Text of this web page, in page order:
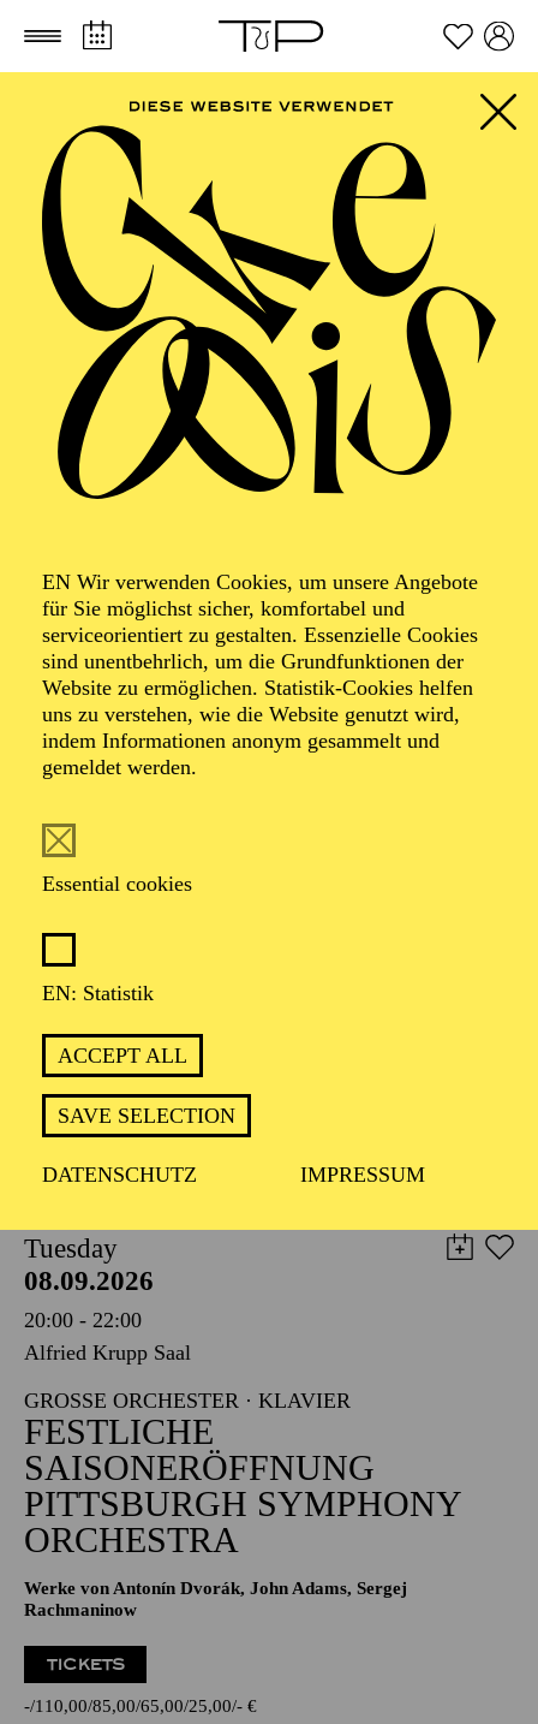
Zum Hauptinhalt springen Zum Footer springen
EN Wir verwenden Cookies, um unsere Angebote
für Sie möglichst sicher, komfortabel und
serviceorientiert zu gestalten. Essenzielle Cookies
sind unentbehrlich, um die Grundfunktionen der
Website zu ermöglichen. Statistik-Cookies helfen
uns zu verstehen, wie die Website genutzt wird,
indem Informationen anonym gesammelt und
gemeldet werden.
Essential cookies
EN: Statistik
ACCEPT ALL
SAVE SELECTION
DATENSCHUTZ IMPRESSUM
FILTER
SEPTEMBER 2026
PHILHARMONIE ESSEN
Friday
04.09.2026
20:00 - 23:00
Alfried Krupp Saal
Organiser: Theater-, Konzert- u. Gastspieldirektion OTTO
HOFNER GMBH
TICKETS
55,20 52,70€
EN: SCHAUSPIEL ESSEN
05.09.2026
19:30 - 21:30
BLICK AUF DEN IRAN –
STIMMEN ZUR AKTUELLEN
LAGE
TICKETS
8,00€
Tuesday
08.09.2026
20:00 - 22:00
Alfried Krupp Saal
GROSSE ORCHESTER · KLAVIER
FESTLICHE
SAISONERÖFFNUNG
PITTSBURGH SYMPHONY
ORCHESTRA
Werke von Antonín Dvorák, John Adams, Sergej
Rachmaninow
TICKETS
- 110,00 85,00 65,00 25,00 - €